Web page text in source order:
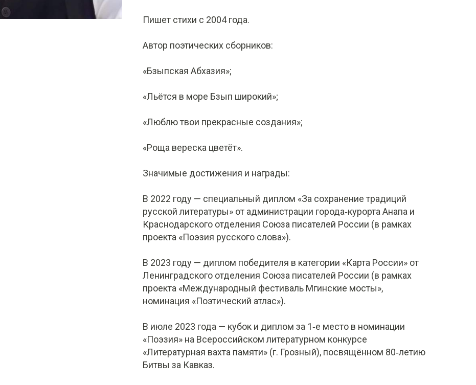
Пишет стихи с 2004 года.
Автор поэтических сборников:
«Бзыпская Абхазия»;
«Льётся в море Бзып широкий»;
«Люблю твои прекрасные создания»;
«Роща вереска цветёт».
Значимые достижения и награды:
В 2022 году — специальный диплом «За сохранение традиций
русской литературы» от администрации города‑курорта Анапа и
Краснодарского отделения Союза писателей России (в рамках
проекта «Поэзия русского слова»).
В 2023 году — диплом победителя в категории «Карта России» от
Ленинградского отделения Союза писателей России (в рамках
проекта «Международный фестиваль Мгинские мосты»,
номинация «Поэтический атлас»).
В июле 2023 года — кубок и диплом за 1‑е место в номинации
«Поэзия» на Всероссийском литературном конкурсе
«Литературная вахта памяти» (г. Грозный), посвящённом 80‑летию
Битвы за Кавказ.